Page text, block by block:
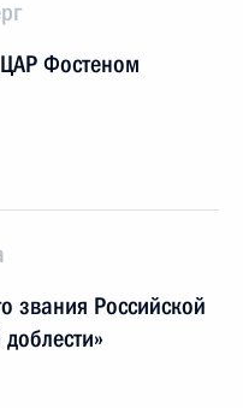
Фостеном
звания Российской